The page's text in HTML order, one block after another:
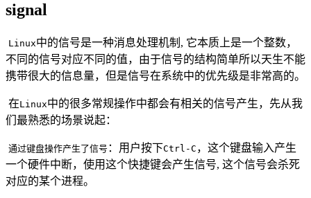
signal
Linux中的信号是一种消息处理机制, 它本质上是一个整数，
不同的信号对应不同的值，由于信号的结构简单所以天生不能
携带很大的信息量，但是信号在系统中的优先级是非常高的。
​ 在Linux中的很多常规操作中都会有相关的信号产生，先从我
们最熟悉的场景说起：
通过键盘操作产生了信号 ：用户按下Ctrl-C ，这个键盘输入产生
一个硬件中断，使用这个快捷键会产生信号, 这个信号会杀死
对应的某个进程。